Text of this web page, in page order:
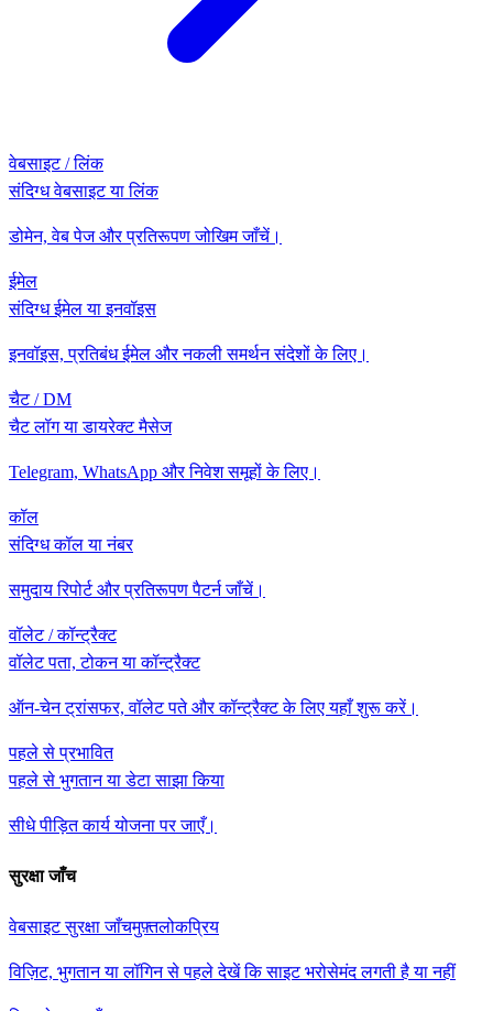
वेबसाइट / लिंक
संदिग्ध वेबसाइट या लिंक
डोमेन, वेब पेज और प्रतिरूपण जोखिम जाँचें।
ईमेल
संदिग्ध ईमेल या इनवॉइस
इनवॉइस, प्रतिबंध ईमेल और नकली समर्थन संदेशों के लिए।
चैट / DM
चैट लॉग या डायरेक्ट मैसेज
Telegram, WhatsApp और निवेश समूहों के लिए।
कॉल
संदिग्ध कॉल या नंबर
समुदाय रिपोर्ट और प्रतिरूपण पैटर्न जाँचें।
वॉलेट / कॉन्ट्रैक्ट
वॉलेट पता, टोकन या कॉन्ट्रैक्ट
ऑन-चेन ट्रांसफर, वॉलेट पते और कॉन्ट्रैक्ट के लिए यहाँ शुरू करें।
पहले से प्रभावित
पहले से भुगतान या डेटा साझा किया
सीधे पीड़ित कार्य योजना पर जाएँ।
सुरक्षा जाँच
वेबसाइट सुरक्षा जाँचमुफ़्तलोकप्रिय
विज़िट, भुगतान या लॉगिन से पहले देखें कि साइट भरोसेमंद लगती है या नहीं